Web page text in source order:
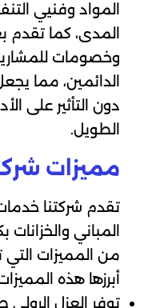
المواد وفنيي
المدى، كما
وخصومات للمشاريع
الدائمين، مما
دون التأثير على
الطويل.
مميزات
تقدم شركتنا
المباني
من المميزات التي
أبرزها هذه
توفر العزل